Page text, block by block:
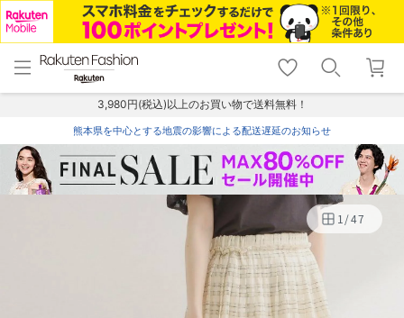
menu home
トップ
shopping_cart lock_outline
ログイン
3,980円(税込)以上のお買い物で送料無料！
熊本県を中心とする地震の影響による配送遅延のお知らせ
1/47